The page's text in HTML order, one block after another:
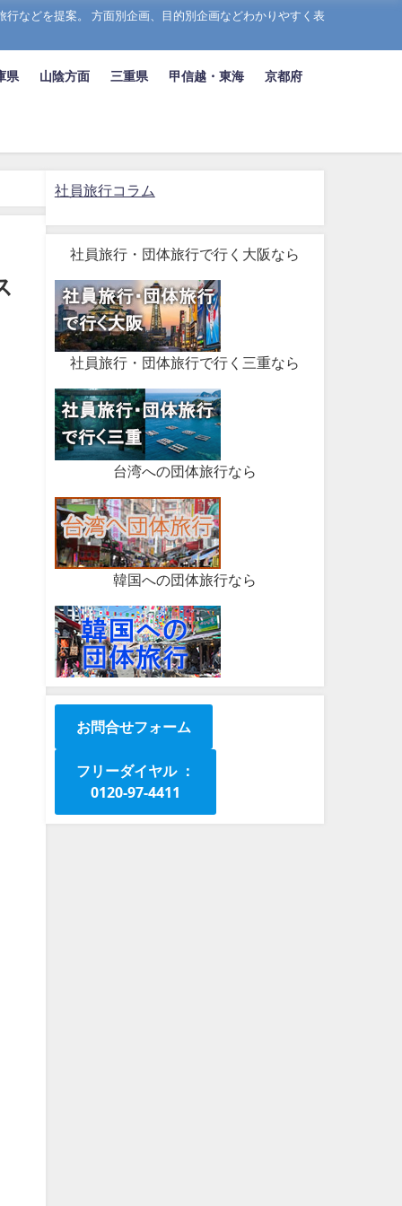
などを提案。 方面別企画、目的別企画などわかりやすく表
県 山陰方面 三重県 甲信越・東海 京都府
社員旅行コラム
社員旅行・団体旅行で行く大阪なら
社員旅行・団体旅行で行く三重なら
台湾への団体旅行なら
韓国への団体旅行なら
お問合せフォーム
フリーダイヤル ：
0120-97-4411